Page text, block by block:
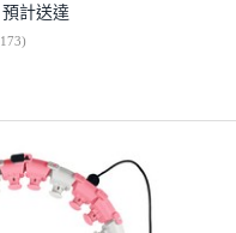
預計送達
173)